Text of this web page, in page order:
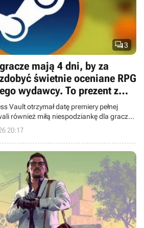
3
mają 4 dni, by za
świetnie oceniane RPG
wydawcy. To prezent z
Vault otrzymał datę premiery pełnej
również miłą niespodziankę dla graczy,
„jedynki”.
20:17